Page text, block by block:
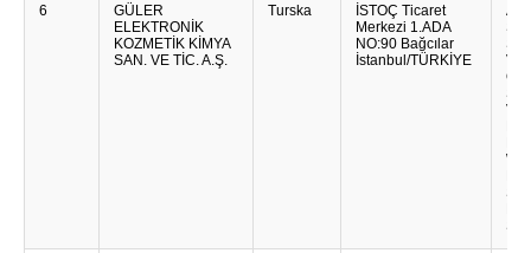
6
GÜLER
ELEKTRONİK
KOZMETİK KİMYA
SAN. VE TİC. A.Ş.
Turska
İSTOÇ Ticaret
Merkezi 1.ADA
NO:90 Bağcılar
İstanbul/TÜRKİYE